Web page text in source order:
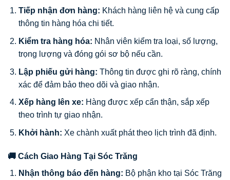
Tiếp nhận đơn hàng: Khách hàng liên hệ và cung cấp
thông tin hàng hóa chi tiết.
Kiểm tra hàng hóa: Nhân viên kiểm tra loại, số lượng,
trọng lượng và đóng gói sơ bộ nếu cần.
Lập phiếu gửi hàng: Thông tin được ghi rõ ràng, chính
xác để đảm bảo theo dõi và giao nhận.
Xếp hàng lên xe: Hàng được xếp cẩn thận, sắp xếp
theo trình tự giao nhận.
Khởi hành: Xe chành xuất phát theo lịch trình đã định.
🚚 Cách Giao Hàng Tại Sóc Trăng
Nhận thông báo đến hàng: Bộ phận kho tại Sóc Trăng